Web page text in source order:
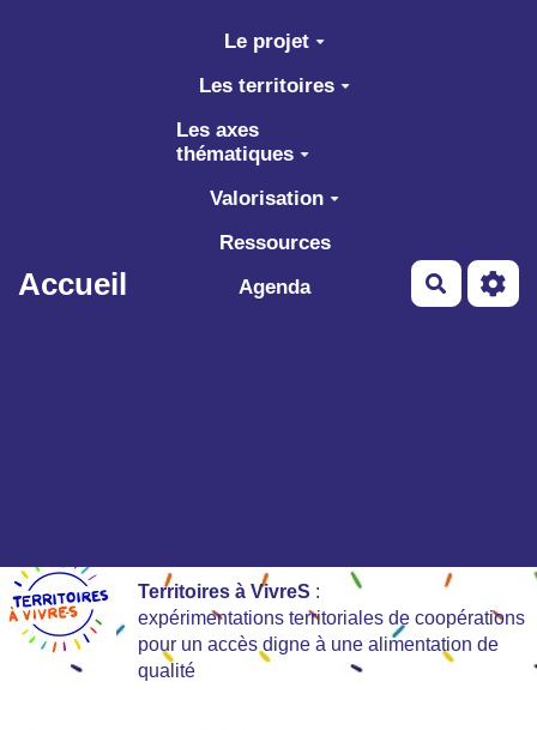
Aller au contenu principal
Accueil
Le projet
Les territoires
Les axes
thématiques
Valorisation
Ressources
Agenda
Territoires à VivreS :
expérimentations territoriales de coopérations
pour un accès digne à une alimentation de
qualité